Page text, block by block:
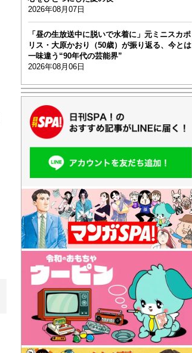
2026年08月07日
「昼の生放送中に脱いで水着に」元ミニスカポ
リス・大原かおり（50歳）が振り返る、今とは
一味違う“90年代の芸能界”
2026年08月06日